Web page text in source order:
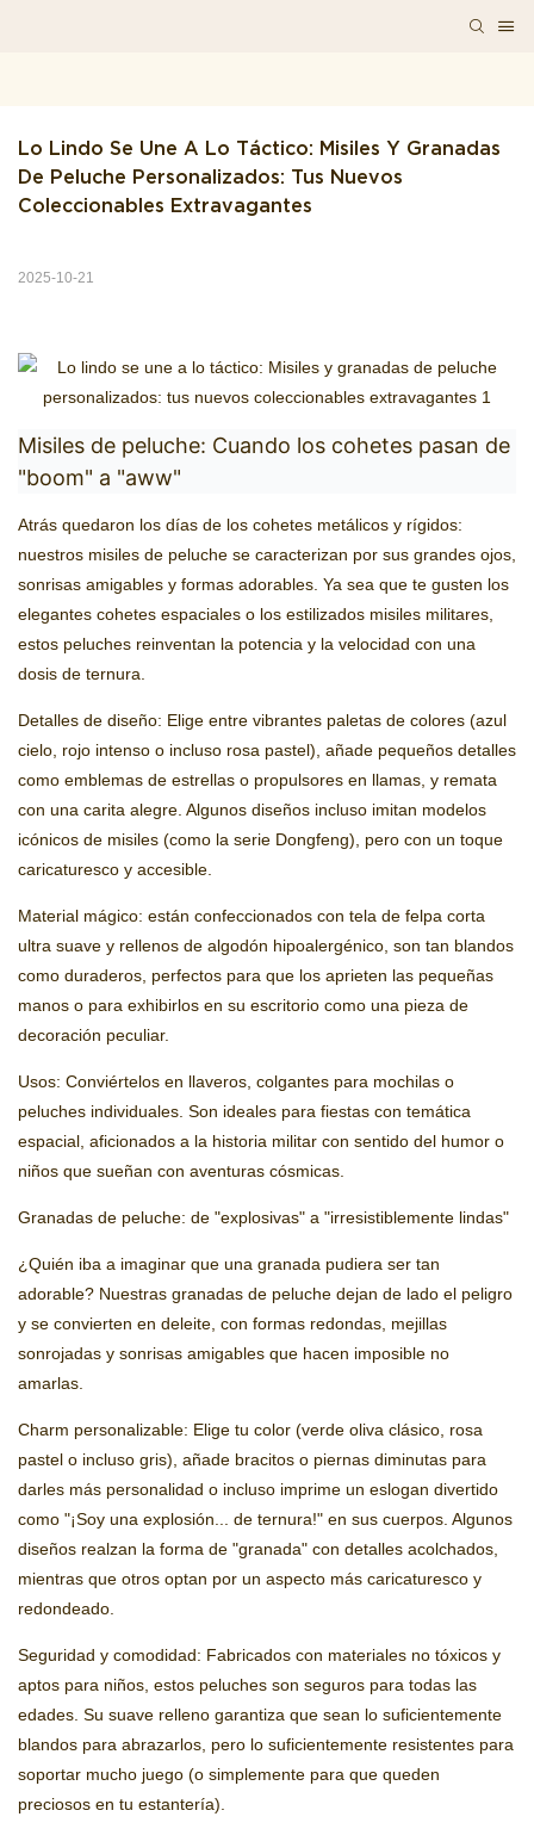
Lo Lindo Se Une A Lo Táctico: Misiles Y Granadas
De Peluche Personalizados: Tus Nuevos
Coleccionables Extravagantes
2025-10-21
Misiles de peluche: Cuando los cohetes pasan de
"boom" a "aww"
Atrás quedaron los días de los cohetes metálicos y rígidos:
nuestros misiles de peluche se caracterizan por sus grandes ojos,
sonrisas amigables y formas adorables. Ya sea que te gusten los
elegantes cohetes espaciales o los estilizados misiles militares,
estos peluches reinventan la potencia y la velocidad con una
dosis de ternura.
Detalles de diseño: Elige entre vibrantes paletas de colores (azul
cielo, rojo intenso o incluso rosa pastel), añade pequeños detalles
como emblemas de estrellas o propulsores en llamas, y remata
con una carita alegre. Algunos diseños incluso imitan modelos
icónicos de misiles (como la serie Dongfeng), pero con un toque
caricaturesco y accesible.
Material mágico: están confeccionados con tela de felpa corta
ultra suave y rellenos de algodón hipoalergénico, son tan blandos
como duraderos, perfectos para que los aprieten las pequeñas
manos o para exhibirlos en su escritorio como una pieza de
decoración peculiar.
Usos: Conviértelos en llaveros, colgantes para mochilas o
peluches individuales. Son ideales para fiestas con temática
espacial, aficionados a la historia militar con sentido del humor o
niños que sueñan con aventuras cósmicas.
Granadas de peluche: de "explosivas" a "irresistiblemente lindas"
¿Quién iba a imaginar que una granada pudiera ser tan
adorable? Nuestras granadas de peluche dejan de lado el peligro
y se convierten en deleite, con formas redondas, mejillas
sonrojadas y sonrisas amigables que hacen imposible no
amarlas.
Charm personalizable: Elige tu color (verde oliva clásico, rosa
pastel o incluso gris), añade bracitos o piernas diminutas para
darles más personalidad o incluso imprime un eslogan divertido
como "¡Soy una explosión... de ternura!" en sus cuerpos. Algunos
diseños realzan la forma de "granada" con detalles acolchados,
mientras que otros optan por un aspecto más caricaturesco y
redondeado.
Seguridad y comodidad: Fabricados con materiales no tóxicos y
aptos para niños, estos peluches son seguros para todas las
edades. Su suave relleno garantiza que sean lo suficientemente
blandos para abrazarlos, pero lo suficientemente resistentes para
soportar mucho juego (o simplemente para que queden
preciosos en tu estantería).